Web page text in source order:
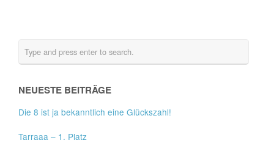
NEUESTE BEITRÄGE
Die 8 ist ja bekanntlich eine Glückszahl!
Tarraaa – 1. Platz